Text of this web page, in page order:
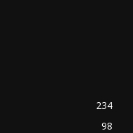
234
98